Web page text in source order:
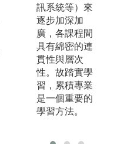
訊系統等）來
逐步加深加
廣，各課程間
具有綿密的連
貫性與層次
性。故踏實學
習，累積專業
是一個重要的
學習方法。